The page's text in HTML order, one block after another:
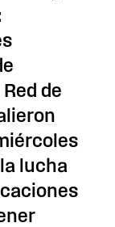
de
lucha